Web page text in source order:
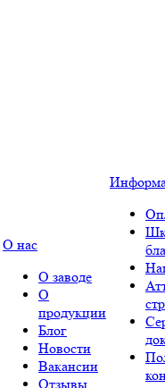
О нас
О заводе
О
продукции
Блог
Новости
Вакансии
Отзывы